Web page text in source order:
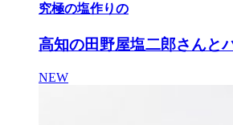
究極の塩作りの
高知の田野屋塩二郎さんと
NEW